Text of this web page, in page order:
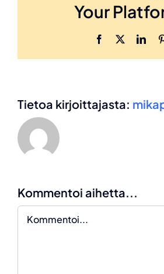
Your
Facebook
Tietoa kirjoittajasta:
Kommentoi aihetta...
Kommentti